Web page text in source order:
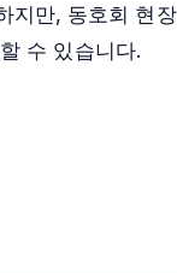
만, 동호회 현
수 있습니다.